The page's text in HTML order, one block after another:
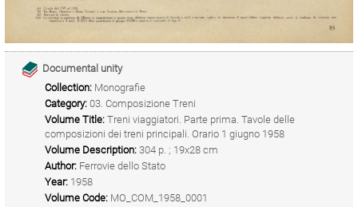
Documental unity
Collection: Monografie
Category: 03. Composizione Treni
Volume Title: Treni viaggiatori. Parte prima. Tavole delle
composizioni dei treni principali. Orario 1 giugno 1958
Volume Description: 304 p. ; 19x28 cm
Author: Ferrovie dello Stato
Year: 1958
Volume Code: MO_COM_1958_0001